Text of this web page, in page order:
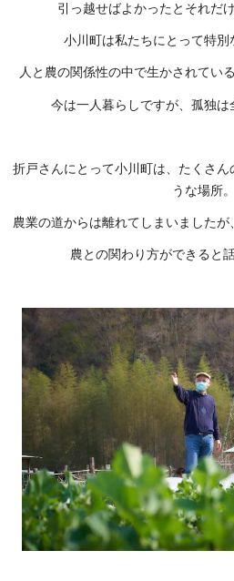
引っ越せばよかったとそれだ
小川町は私たちにとって特別
人と農の関係性の中で生かされてい
今は一人暮らしですが、孤独は
折戸さんにとって小川町は、たくさ
うな場所。
農業の道からは離れてしまいました
農との関わり方ができると